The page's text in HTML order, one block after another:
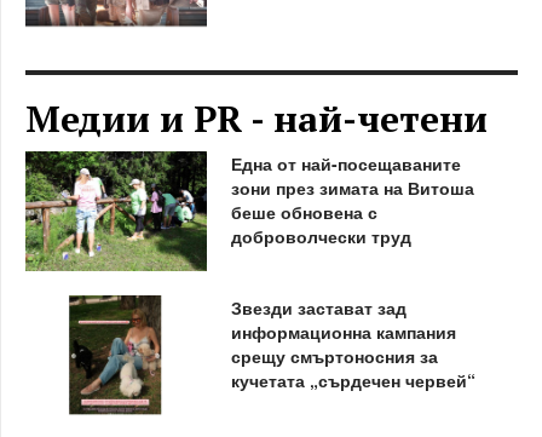
Медии и PR - най-четени
Една от най-посещаваните
зони през зимата на Витоша
беше обновена с
доброволчески труд
Звезди застават зад
информационна кампания
срещу смъртоносния за
кучетата „сърдечен червей“